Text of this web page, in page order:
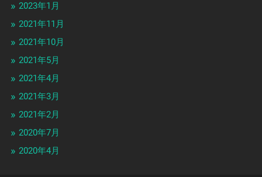
2023年1月
2021年11月
2021年10月
2021年5月
2021年4月
2021年3月
2021年2月
2020年7月
2020年4月